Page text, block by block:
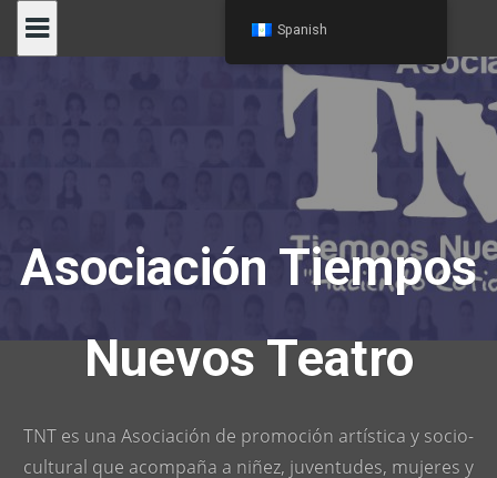
Asociación Tiempos
Nuevos Teatro
TNT es una Asociación de promoción artística y socio-
cultural que acompaña a niñez, juventudes, mujeres y
Spanish